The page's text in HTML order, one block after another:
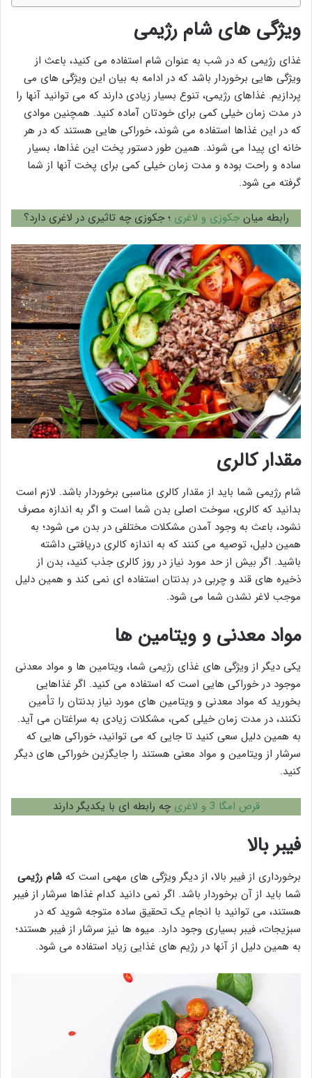
ویژگی های شام رژیمی
غذای رژیمی که در شب به عنوان شام استفاده می کنید، باعث از
ویژگی هایی برخوردار باشد که در ادامه به بیان این ویژگی های می
پردازیم. غذاهای رژیمی، تنوع بسیار زیادی دارند که می توانید آنها را
در مدت زمان خیلی کمی برای خودتان آماده کنید. همچنین موادی
که در این غذاها استفاده می شوند، خوراکی هایی هستند که در هر
خانه ای پیدا می شوند. همین طور دستور پخت این غذاها، بسیار
ساده و راحت بوده و مدت زمان خیلی کمی برای پخت آنها از شما
گرفته می شود.
رابطه میانجکوزی و لاغری ؛ جکوزی چه تاثیری در لاغری دارد؟
مقدار کالری
شام رژیمی شما باید از مقدار کالری مناسبی برخوردار باشد. لازم است
بدانید که کالری، سوخت اصلی بدن شما است و اگر به اندازه مصرف
نشود، باعث به وجود آمدن مشکلات مختلفی در بدن می شود؛ به
همین دلیل، توصیه می کنند که به اندازه کالری دریافتی داشته
باشید. اگر بیش از حد مورد نیاز در روز کالری جذب کنید، بدن از
ذخیره های قند و چربی در بدنتان استفاده ای نمی کند و همین دلیل
موجب لاغر نشدن شما می شود.
مواد معدنی و ویتامین ها
یکی دیگر از ویژگی های غذای رژیمی شما، ویتامین ها و مواد معدنی
موجود در خوراکی هایی است که استفاده می کنید. اگر غذاهایی
بخورید که مواد معدنی و ویتامین های مورد نیاز بدنتان را تأمین
نکنند، در مدت زمان خیلی کمی، مشکلات زیادی به سراغتان می آید.
به همین دلیل سعی کنید تا جایی که می توانید، خوراکی هایی که
سرشار از ویتامین و مواد معنی هستند را جایگزین خوراکی های دیگر
کنید.
قرص امگا 3 و لاغری چه رابطه ای با یکدیگر دارند
فیبر بالا
برخورداری از فیبر بالا، از دیگر ویژگی های مهمی است که شام رژیمی
شما باید از آن برخوردار باشد. اگر نمی دانید کدام غذاها سرشار از فیبر
هستند، می توانید با انجام یک تحقیق ساده متوجه شوید که در
سبزیجات، فیبر بسیاری وجود دارد. میوه ها نیز سرشار از فیبر هستند؛
به همین دلیل از آنها در رژیم های غذایی زیاد استفاده می شود.